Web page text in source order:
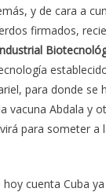
y de cara a
firmados,
para donde se
vacuna Abdala y
para someter a
cuenta Cuba